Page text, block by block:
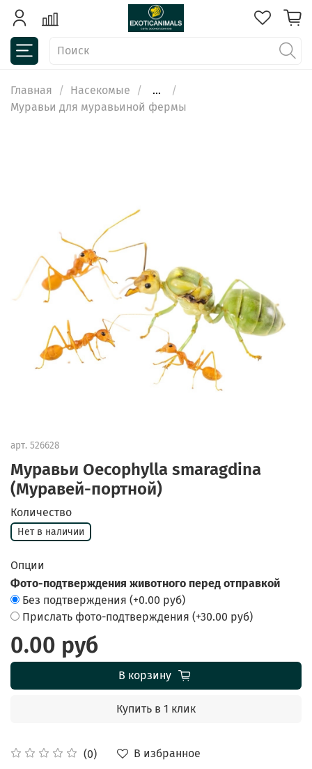
Главная Насекомые
...
Муравьи для муравьиной фермы
арт. 526628
Муравьи Oecophylla smaragdina
(Муравей-портной)
(0)
В избранное
Количество
Нет в наличии
Опции
Фото-подтверждения животного перед отправкой
Без подтверждения (+0.00 руб)
Прислать фото-подтверждения (+30.00 руб)
0.00 руб
В корзину
Купить в 1 клик